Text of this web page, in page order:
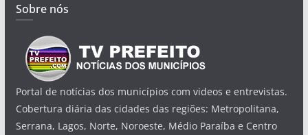
Sobre nós
Portal de notícias dos municípios com videos e entrevistas.
Cobertura diária das cidades das regiões: Metropolitana,
Serrana, Lagos, Norte, Noroeste, Médio Paraíba e Centro